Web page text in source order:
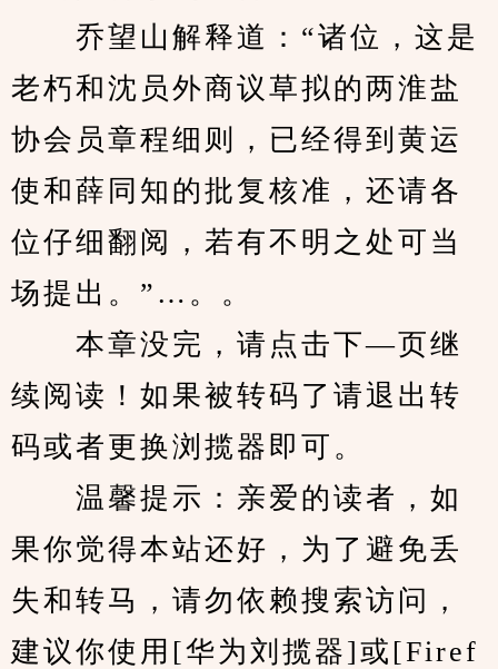
乔望山解释道：“诸位，这是
老朽和沈员外商议草拟的两淮盐
协会员章程细则，已经得到黄运
使和薛同知的批复核准，还请各
位仔细翻阅，若有不明之处可当
场提出。”…。。
本章没完，请点击下—页继
续阅读！如果被转码了请退出转
码或者更换浏揽器即可。
温馨提示：亲爱的读者，如
果你觉得本站还好，为了避免丢
失和转马，请勿依赖搜索访问，
建议你使用[华为刘揽器]或[Firef